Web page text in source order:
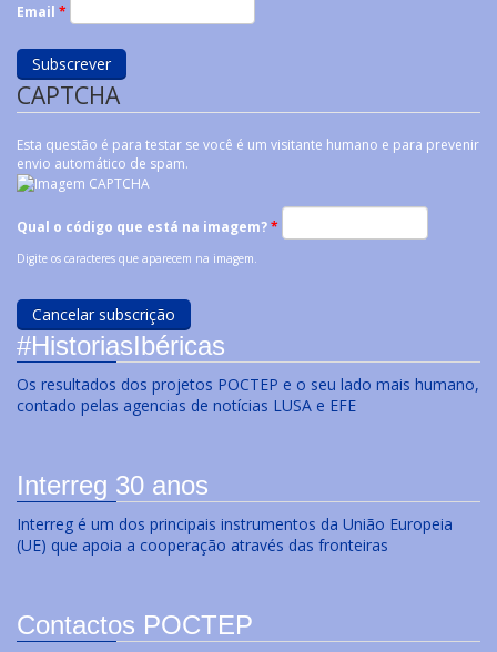
Email *
CAPTCHA
Esta questão é para testar se você é um visitante humano e para prevenir
envio automático de spam.
Qual o código que está na imagem?*
Digite os caracteres que aparecem na imagem.
#HistoriasIbéricas
Os resultados dos projetos POCTEP e o seu lado mais humano,
contado pelas agencias de notícias LUSA e EFE
Interreg 30 anos
Interreg é um dos principais instrumentos da União Europeia
(UE) que apoia a cooperação através das fronteiras
Contactos POCTEP